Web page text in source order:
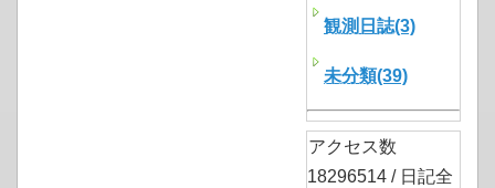
観測日誌(3)
未分類(39)
アクセス数
18296514 / 日記全